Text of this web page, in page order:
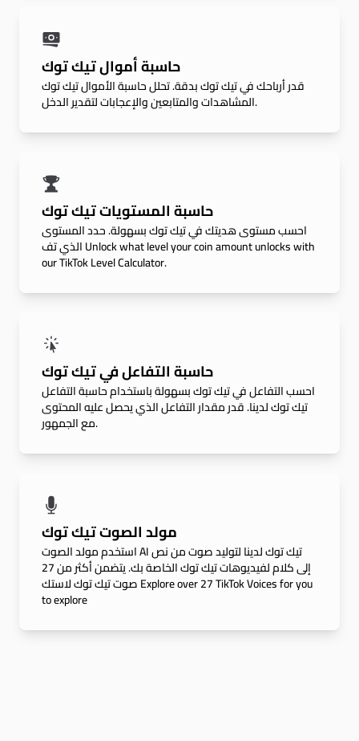
حاسبة أموال تيك توك
قدر أرباحك في تيك توك بدقة. تحلل حاسبة الأموال تيك توك
المشاهدات والمتابعين والإعجابات لتقدير الدخل.
حاسبة المستويات تيك توك
احسب مستوى هديتك في تيك توك بسهولة. حدد المستوى
الذي تف Unlock what level your coin amount unlocks with
our TikTok Level Calculator.
حاسبة التفاعل في تيك توك
احسب التفاعل في تيك توك بسهولة باستخدام حاسبة التفاعل
تيك توك لدينا. قدر مقدار التفاعل الذي يحصل عليه المحتوى
مع الجمهور.
مولد الصوت تيك توك
استخدم مولد الصوت AI تيك توك لدينا لتوليد صوت من نص
إلى كلام لفيديوهات تيك توك الخاصة بك. يتضمن أكثر من 27
صوت تيك توك لاستك Explore over 27 TikTok Voices for you
to explore